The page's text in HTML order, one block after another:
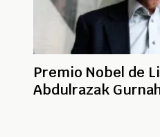
Premio Nobel de
Abdulrazak